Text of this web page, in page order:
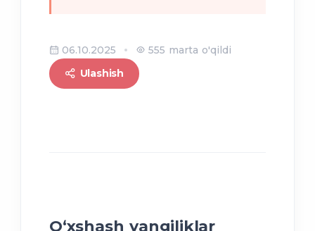
06.10.2025
555 marta o'qildi
Ulashish
O‘xshash yangiliklar